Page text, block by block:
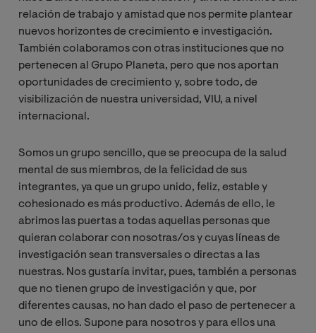
relación de trabajo y amistad que nos permite plantear
nuevos horizontes de crecimiento e investigación.
También colaboramos con otras instituciones que no
pertenecen al Grupo Planeta, pero que nos aportan
oportunidades de crecimiento y, sobre todo, de
visibilización de nuestra universidad, VIU, a nivel
internacional.
Somos un grupo sencillo, que se preocupa de la salud
mental de sus miembros, de la felicidad de sus
integrantes, ya que un grupo unido, feliz, estable y
cohesionado es más productivo. Además de ello, le
abrimos las puertas a todas aquellas personas que
quieran colaborar con nosotras/os y cuyas líneas de
investigación sean transversales o directas a las
nuestras. Nos gustaría invitar, pues, también a personas
que no tienen grupo de investigación y que, por
diferentes causas, no han dado el paso de pertenecer a
uno de ellos. Supone para nosotros y para ellos una